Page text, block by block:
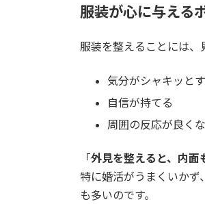
服装が心に与える
服装を整えることには、
気分がシャキッと
自信が持てる
周囲の反応が良く
「外見を整えると、内面
特に婚活がうまくいかず
も多いのです。